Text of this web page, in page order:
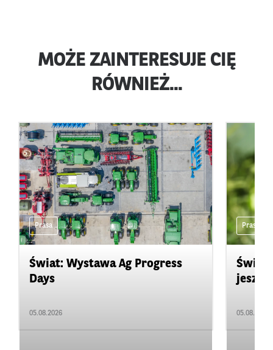
MOŻE ZAINTERESUJE CIĘ
RÓWNIEŻ...
Prasa
Świat: Wystawa Ag Progress
Days
05.08.2026
Prasa
Świat:
05.08.2026